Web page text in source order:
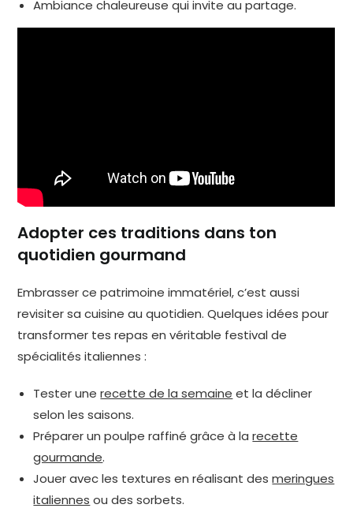
Ambiance chaleureuse qui invite au partage.
Adopter ces traditions dans ton
quotidien gourmand
Embrasser ce patrimoine immatériel, c’est aussi
revisiter sa cuisine au quotidien. Quelques idées pour
transformer tes repas en véritable festival de
spécialités italiennes :
Tester unerecette de la semaine et la décliner
selon les saisons.
Préparer un poulpe raffiné grâce à larecette
gourmande.
Jouer avec les textures en réalisant desmeringues
italiennes ou des sorbets.